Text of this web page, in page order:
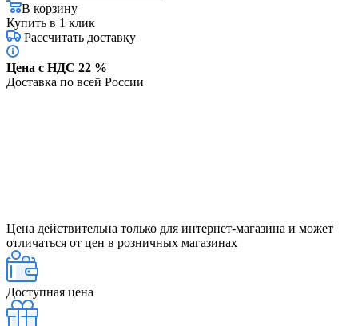
В корзину
Купить в 1 клик
Рассчитать доставку
Цена с НДС 22 %
Доставка по всей России
Цена действительна только для интернет-магазина и может
отличаться от цен в розничных магазинах
Доступная цена